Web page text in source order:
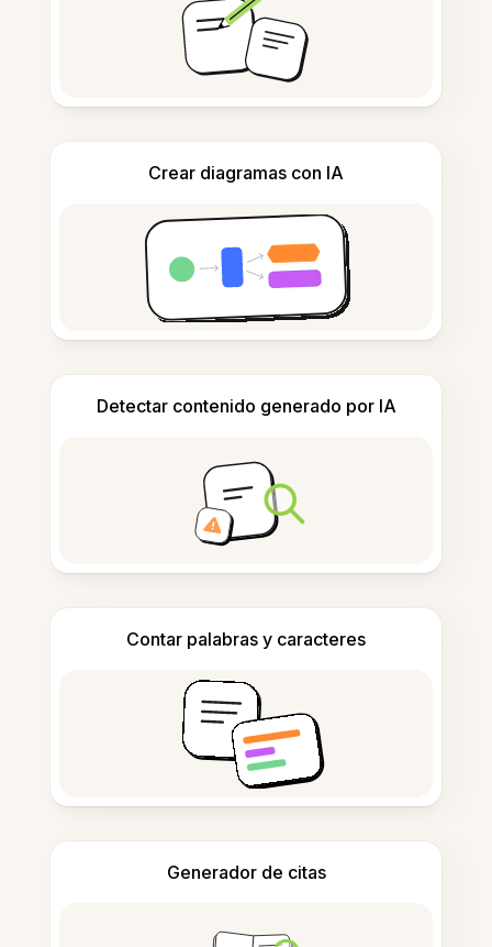
Crear diagramas con IA
Detectar contenido generado por IA
Contar palabras y caracteres
Generador de citas